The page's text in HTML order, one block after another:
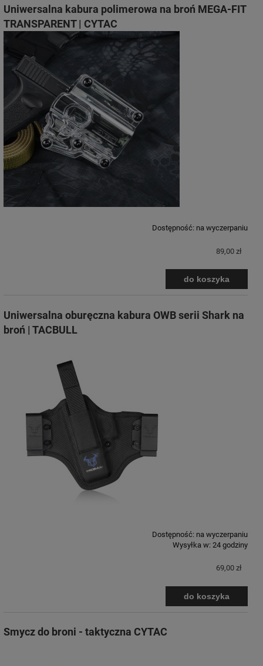
Uniwersalna kabura polimerowa na broń MEGA-FIT
TRANSPARENT | CYTAC
Dostępność: na wyczerpaniu
89,00 zł
do koszyka
Uniwersalna oburęczna kabura OWB serii Shark na
broń | TACBULL
Dostępność: na wyczerpaniu
Wysyłka w: 24 godziny
69,00 zł
do koszyka
Smycz do broni - taktyczna CYTAC